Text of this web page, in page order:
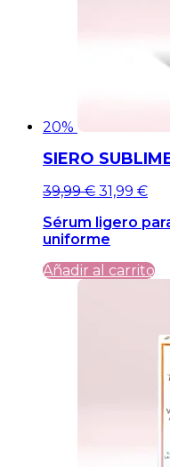
20%
SIERO
El
original
era:
39,99 €.
39,99€El
actual
es:
39,99 €.
31,99 €
Sérum ligero
uniforme
Añadir al carrito